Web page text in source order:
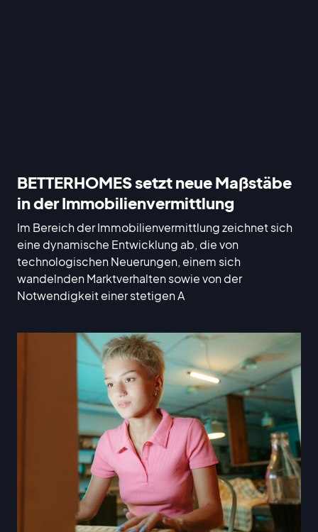
BETTERHOMES setzt neue Maßstäbe
in der Immobilienvermittlung
Im Bereich der Immobilienvermittlung zeichnet sich
eine dynamische Entwicklung ab, die von
technologischen Neuerungen, einem sich
wandelnden Marktverhalten sowie von der
Notwendigkeit einer stetigen A